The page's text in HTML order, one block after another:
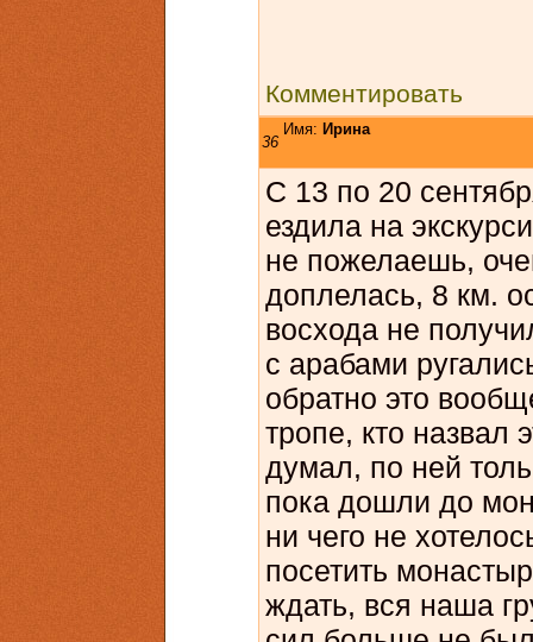
Комментировать
36
Имя: Ирина
С 13 по 20
ездила на
не пожелаешь,
доплелась, 8 км.
восхода не
с арабами
обратно это
тропе, кто назвал
думал, по ней
пока дошли до
ни чего не
посетить
ждать, вся наша